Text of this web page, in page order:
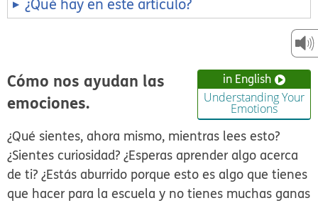
¿Qué hay en este artículo?
in English
Understanding Your
Emotions
Cómo nos ayudan las
emociones.
¿Qué sientes, ahora mismo, mientras lees esto?
¿Sientes curiosidad? ¿Esperas aprender algo acerca
de ti? ¿Estás aburrido porque esto es algo que tienes
que hacer para la escuela y no tienes muchas ganas